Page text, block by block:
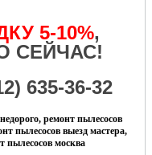
5-10%,
СЕЙЧАС!
635-36-32